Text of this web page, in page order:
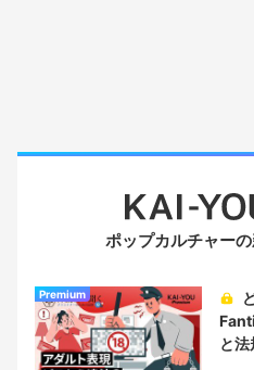
ポップカルチャーの
Premium
と